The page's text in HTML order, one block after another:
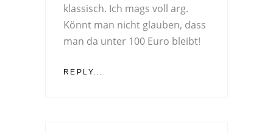
klassisch. Ich mags voll arg.
Könnt man nicht glauben, dass
man da unter 100 Euro bleibt!
REPLY...